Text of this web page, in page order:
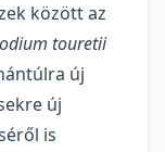
között az
touretii
új
új
is